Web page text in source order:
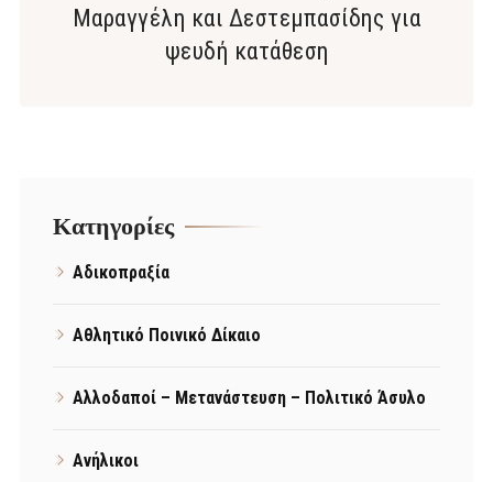
Μαραγγέλη και Δεστεμπασίδης για
ψευδή κατάθεση
Kατηγορίες
Αδικοπραξία
Αθλητικό Ποινικό Δίκαιο
Αλλοδαποί – Μετανάστευση – Πολιτικό Άσυλο
Ανήλικοι